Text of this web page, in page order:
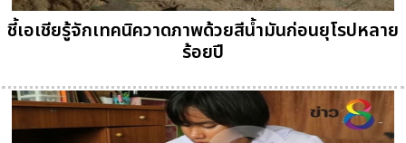
ชี้เอเชียรู้จักเทคนิควาดภาพด้วยสีน้ำมันก่อนยุโรปหลาย
ร้อยปี